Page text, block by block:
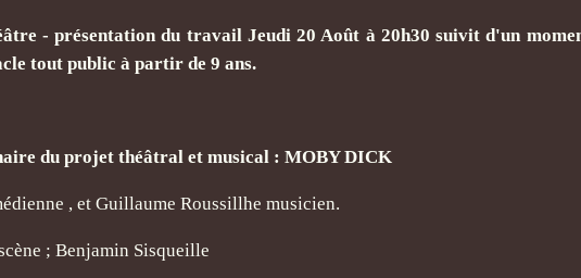
- présentation du travail Jeudi 20 Août à 20h30 suivit d'un
tout public à partir de 9 ans.
du projet théâtral et musical : MOBY DICK
, et Guillaume Roussillhe musicien.
; Benjamin Sisqueille